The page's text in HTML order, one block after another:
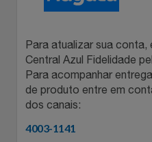
Móveis
Natal
Notebooks E Tablet
Multi
Natura
Netshoes
Topstore
Para atualizar sua
Central Azul Fidelidade
Para acompanhar
de produto entre em
dos canais:
4003-1141